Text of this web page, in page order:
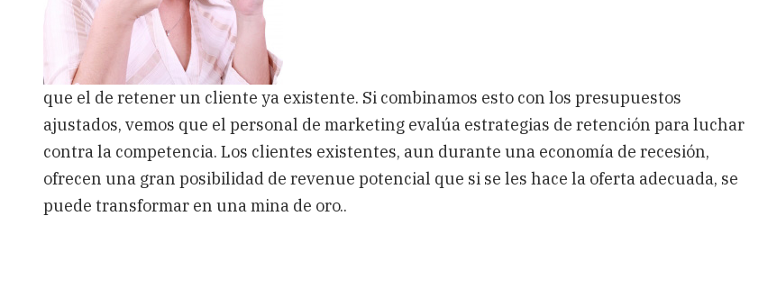
que el de retener un cliente ya existente. Si combinamos esto con los presupuestos
ajustados, vemos que el personal de marketing evalúa estrategias de retención para luchar
contra la competencia. Los clientes existentes, aun durante una economía de recesión,
ofrecen una gran posibilidad de revenue potencial que si se les hace la oferta adecuada, se
puede transformar en una mina de oro..